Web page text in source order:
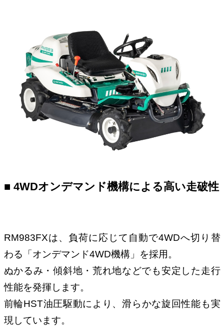
■ 4WDオンデマンド機構による高い走破性
RM983FXは、負荷に応じて自動で4WDへ切り替
わる「オンデマンド4WD機構」を採用。
ぬかるみ・傾斜地・荒れ地などでも安定した走行
性能を発揮します。
前輪HST油圧駆動により、滑らかな旋回性能も実
現しています。